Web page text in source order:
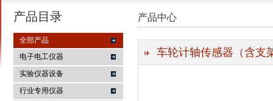
产品目录
全部产品
电子电工仪器
实验仪器设备
行业专用仪器
产品中心
车轮计轴传感器（含支